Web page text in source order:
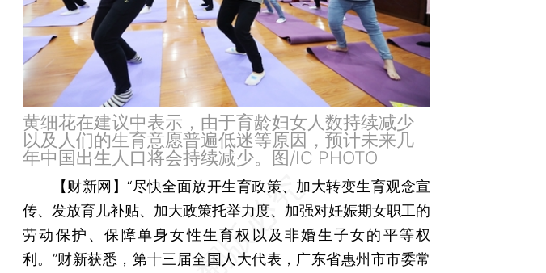
黄细花在建议中表示，由于育龄妇女人数持续减少
以及人们的生育意愿普遍低迷等原因，预计未来几
年中国出生人口将会持续减少。图/IC PHOTO
【财新网】“尽快全面放开生育政策、加大转变生育观念宣
传、发放育儿补贴、加大政策托举力度、加强对妊娠期女职工的
劳动保护、保障单身女性生育权以及非婚生子女的平等权
利。”财新获悉，第十三届全国人大代表，广东省惠州市市委常